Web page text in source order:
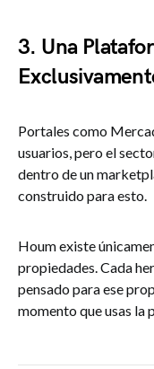
3. Una
Portales como
usuarios, pero el
dentro de un
construido para esto.
Houm existe
propiedades. Cada
pensado para ese
momento que usas la